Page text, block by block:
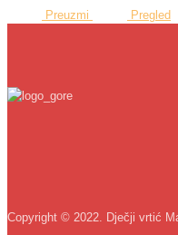
Preuzmi Pregled
Copyright © 2022. Dječji vrtić